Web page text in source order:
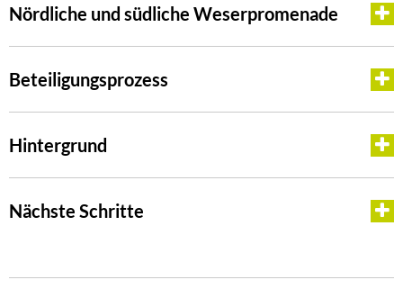
Nördliche und südliche Weserpromenade
Beteiligungsprozess
Hintergrund
Nächste Schritte